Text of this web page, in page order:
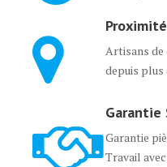
Proximité
Artisans
depuis plus
Garantie
Garantie
Travail